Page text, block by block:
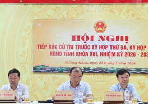
năm Ngày Tổng tuyển cử đầu tiên bầu
Đại hội Đảng các cấp
chính
làm theo tư tưởng, đạo đức, phong cách Hồ
thôn mới
Hải đảo